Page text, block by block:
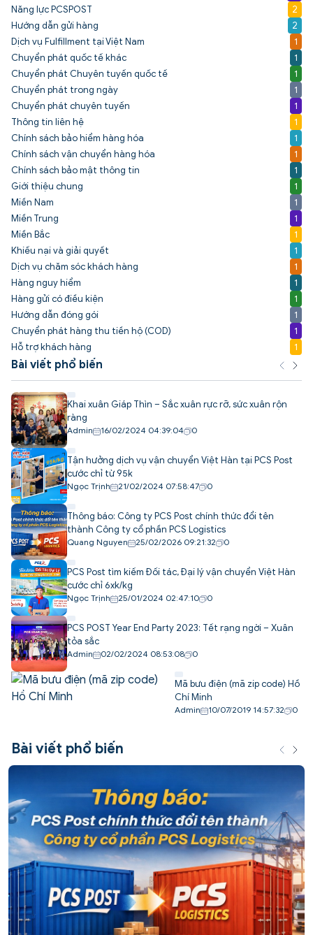
Năng lực PCSPOST
2
Hướng dẫn gửi hàng
2
Dịch vụ Fulfillment tại Việt Nam
1
Chuyển phát quốc tế khác
1
Chuyển phát Chuyên tuyến quốc tế
1
Chuyển phát trong ngày
1
Chuyển phát chuyên tuyến
1
Thông tin liên hệ
1
Chính sách bảo hiểm hàng hóa
1
Chính sách vận chuyển hàng hóa
1
Chính sách bảo mật thông tin
1
Giới thiệu chung
1
Miền Nam
1
Miền Trung
1
Miền Bắc
1
Khiếu nại và giải quyết
1
Dịch vụ chăm sóc khách hàng
1
Hàng nguy hiểm
1
Hàng gửi có điều kiện
1
Hướng dẫn đóng gói
1
Chuyển phát hàng thu tiền hộ (COD)
1
Hỗ trợ khách hàng
1
Bài viết phổ biến
Khai xuân Giáp Thìn – Sắc xuân rực rỡ, sức xuân rộn
ràng
Admin 16/02/2024 04:39:04 0
Tận hưởng dịch vụ vận chuyển Việt Hàn tại PCS Post
cước chỉ từ 95k
Ngọc Trịnh 21/02/2024 07:58:47 0
Thông báo: Công ty PCS Post chính thức đổi tên
thành Công ty cổ phần PCS Logistics
Quang Nguyen 25/02/2026 09:21:32 0
PCS Post tìm kiếm Đối tác, Đại lý vận chuyển Việt Hàn
cước chỉ 6xk/kg
Ngọc Trịnh 25/01/2024 02:47:10 0
PCS POST Year End Party 2023: Tết rạng ngời – Xuân
tỏa sắc
Admin 02/02/2024 08:53:08 0
Mã bưu điện (mã zip code) Hồ
Chí Minh
Admin 10/07/2019 14:57:32 0
Bài viết phổ biến